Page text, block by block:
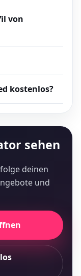
von
kostenlos?
sehen
deinen
und